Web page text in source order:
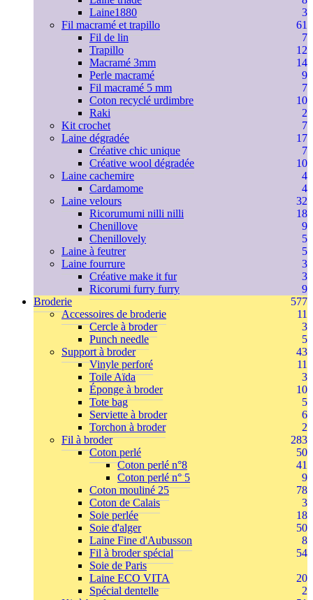
Laine1880
3
Fil macramé et trapillo
61
Fil de lin
7
Trapillo
12
Macramé 3mm
14
Perle macramé
9
Fil macramé 5 mm
7
Coton recyclé urdimbre
10
Raki
2
Kit crochet
7
Laine dégradée
17
Créative chic unique
7
Créative wool dégradée
10
Laine cachemire
4
Cardamome
4
Laine velours
32
Ricorumumi nilli nilli
18
Chenillove
9
Chenillovely
5
Laine à feutrer
5
Laine fourrure
3
Créative make it fur
3
Ricorumi furry furry
9
Broderie
577
Accessoires de broderie
11
Cercle à broder
3
Punch needle
5
Support à broder
43
Vinyle perforé
11
Toile Aïda
3
Éponge à broder
10
Tote bag
5
Serviette à broder
6
Torchon à broder
2
Fil à broder
283
Coton perlé
50
Coton perlé n°8
41
Coton perlé n° 5
9
Coton mouliné 25
78
Coton de Calais
3
Soie perlée
18
Soie d'alger
50
Laine Fine d'Aubusson
8
Fil à broder spécial
54
Soie de Paris
Laine ECO VITA
20
Spécial dentelle
2